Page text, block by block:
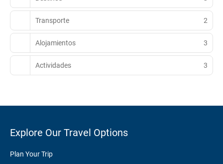
Transporte 2
Alojamientos 3
Actividades 3
Explore Our Travel Options
Plan Your Trip